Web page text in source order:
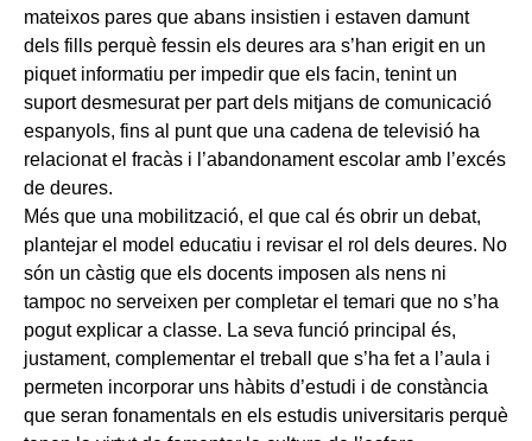
mateixos pares que abans insistien i estaven damunt
dels fills perquè fessin els deures ara s’han erigit en un
piquet informatiu per impedir que els facin, tenint un
suport desmesurat per part dels mitjans de comunicació
espanyols, fins al punt que una cadena de televisió ha
relacionat el fracàs i l’abandonament escolar amb l’excés
de deures.
Més que una mobilització, el que cal és obrir un debat,
plantejar el model educatiu i revisar el rol dels deures. No
són un càstig que els docents imposen als nens ni
tampoc no serveixen per completar el temari que no s’ha
pogut explicar a classe. La seva funció principal és,
justament, complementar el treball que s’ha fet a l’aula i
permeten incorporar uns hàbits d’estudi i de constància
que seran fonamentals en els estudis universitaris perquè